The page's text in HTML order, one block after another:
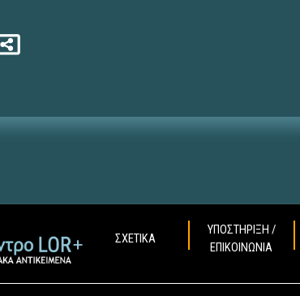
ΣΧΕΤΙΚΑ
ΥΠΟΣΤΗΡΙΞΗ /
ΕΠΙΚΟΙΝΩΝΙΑ